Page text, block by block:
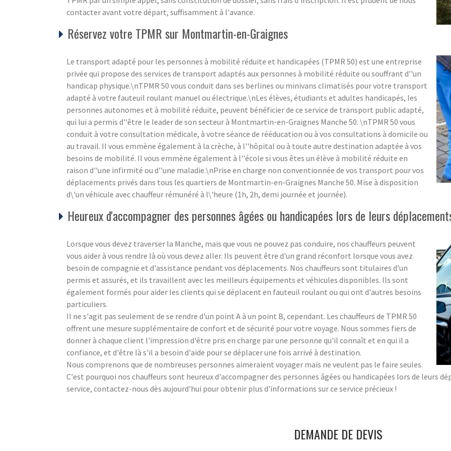
contacter avant votre départ, suffisamment à l'avance.
Réservez votre TPMR sur Montmartin-en-Graignes
Le transport adapté pour les personnes à mobilité réduite et handicapées (TPMR 50) est une entreprise
privée qui propose des services de transport adaptés aux personnes à mobilité réduite ou souffrant d''un
handicap physique.\nTPMR 50 vous conduit dans ses berlines ou minivans climatisés pour votre transport
adapté à votre fauteuil roulant manuel ou électrique.\nLes élèves, étudiants et adultes handicapés, les
personnes autonomes et à mobilité réduite, peuvent bénéficier de ce service de transport public adapté,
qui lui a permis d''être le leader de son secteur à Montmartin-en-Graignes Manche 50. \nTPMR 50 vous
conduit à votre consultation médicale, à votre séance de rééducation ou à vos consultations à domicile ou
au travail. Il vous emmène également à la crèche, à l''hôpital ou à toute autre destination adaptée à vos
besoins de mobilité. Il vous emmène également à l''école si vous êtes un élève à mobilité réduite en
raison d''une infirmité ou d''une maladie.\nPrise en charge non conventionnée de vos transport pour vos
déplacements privés dans tous les quartiers de Montmartin-en-Graignes Manche 50. Mise à disposition
d\'un véhicule avec chauffeur rémunéré à l\'heure (1h, 2h, demi journée et journée).
Heureux d'accompagner des personnes âgées ou handicapées lors de leurs
Lorsque vous devez traverser la Manche, mais que vous ne pouvez pas conduire, nos chauffeurs peuvent
vous aider à vous rendre là où vous devez aller. Ils peuvent être d'un grand réconfort lorsque vous avez
besoin de compagnie et d'assistance pendant vos déplacements. Nos chauffeurs sont titulaires d'un
permis et assurés, et ils travaillent avec les meilleurs équipements et véhicules disponibles. Ils sont
également formés pour aider les clients qui se déplacent en fauteuil roulant ou qui ont d'autres besoins
particuliers.
Il ne s'agit pas seulement de se rendre d'un point A à un point B, cependant. Les chauffeurs de TPMR 50
offrent une mesure supplémentaire de confort et de sécurité pour votre voyage. Nous sommes fiers de
donner à chaque client l'impression d'être pris en charge par une personne qu'il connaît et en qui il a
confiance, et d'être là s'il a besoin d'aide pour se déplacer une fois arrivé à destination.
Nous comprenons que de nombreuses personnes aimeraient voyager mais ne veulent pas le faire seules.
C'est pourquoi nos chauffeurs sont heureux d'accompagner des personnes âgées ou handicapées lors de leurs
service, contactez-nous dès aujourd'hui pour obtenir plus d'informations sur ce service précieux !
DEMANDE DE DEVIS